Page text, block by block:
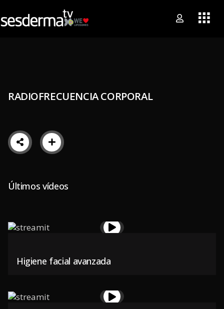
RADIOFRECUENCIA CORPORAL
Últimos vídeos
Higiene facial avanzada